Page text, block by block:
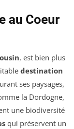
au Coeur
, est bien plus
destination
ses paysages,
la Dordogne,
une biodiversité
qui préservent un